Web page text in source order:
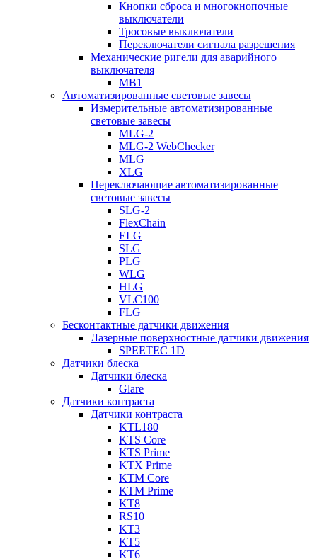
Кнопки сброса и многокнопочные
выключатели
Тросовые выключатели
Переключатели сигнала разрешения
Механические ригели для аварийного
выключателя
MB1
Автоматизированные световые завесы
Измерительные автоматизированные
световые завесы
MLG-2
MLG-2 WebChecker
MLG
XLG
Переключающие автоматизированные
световые завесы
SLG-2
FlexChain
ELG
SLG
PLG
WLG
HLG
VLC100
FLG
Бесконтактные датчики движения
Лазерные поверхностные датчики движения
SPEETEC 1D
Датчики блеска
Датчики блеска
Glare
Датчики контраста
Датчики контраста
KTL180
KTS Core
KTS Prime
KTX Prime
KTM Core
KTM Prime
KT8
RS10
KT3
KT5
KT6